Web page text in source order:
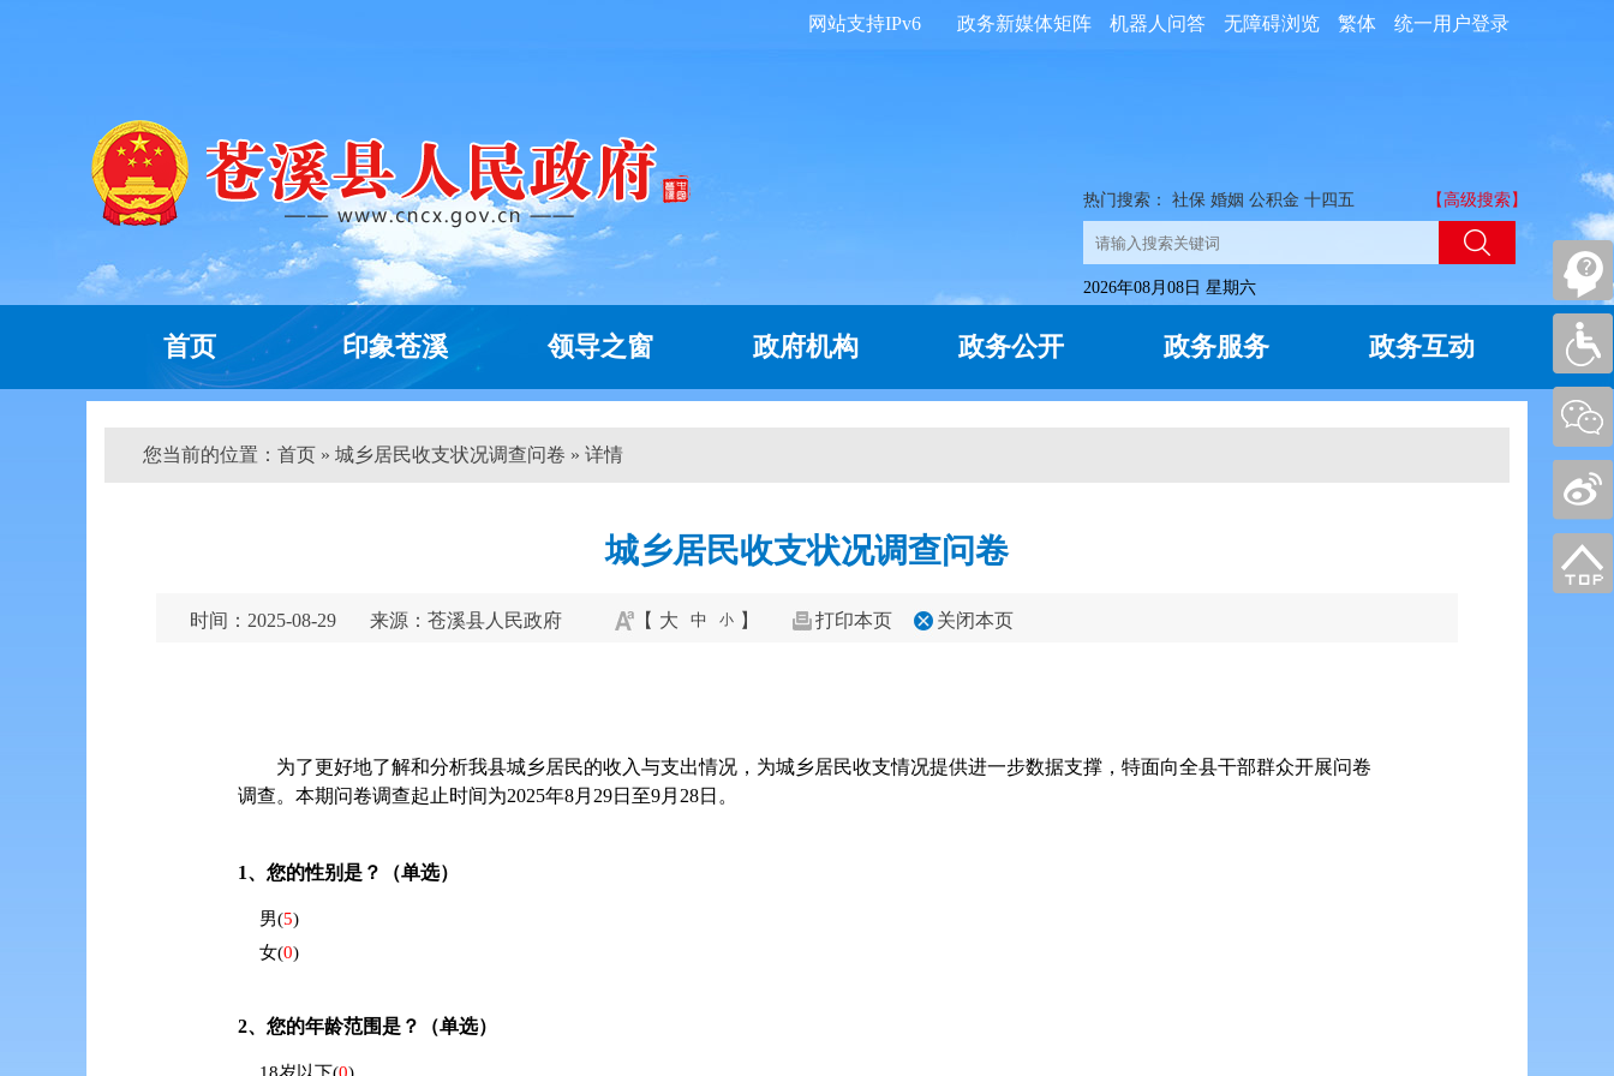
统一用户登录
繁体
无障碍浏览
机器人问答
政务新媒体矩阵
网站支持IPv6
热门搜索： 社保 婚姻 公积金 十四五 【高级搜索】
2026年08月08日 星期六
首页 印象苍溪 领导之窗 政府机构 政务公开 政务服务 政务互动
您当前的位置： 首页 » 城乡居民收支状况调查问卷 » 详情
城乡居民收支状况调查问卷
时间：2025-08-29 来源：苍溪县人民政府 【 大 中 小 】 打印本页 关闭本页
为了更好地了解和分析我县城乡居民的收入与支出情况，为城乡居民收支情况提供进一步数据支撑，特面向全县干部群众开展问卷
调查。本期问卷调查起止时间为2025年8月29日至9月28日。
1、 您的性别是？（单选）
男(5)
女(0)
2、 您的年龄范围是？（单选）